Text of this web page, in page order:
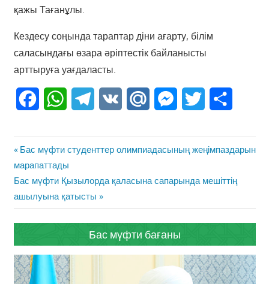
қажы Тағанұлы.
Кездесу соңында тараптар діни ағарту, білім
саласындағы өзара әріптестік байланысты
арттыруға уағдаласты.
FacebookWhatsAppTelegram
VK Mail.Ru Messenger
Twitter
Жазба
навигациясы
Previous
Post:
Бас мүфти студенттер олимпиадасының жеңімпаздарын
марапаттады
Next
Post:
Бас мүфти Қызылорда қаласына сапарында мешіттің
ашылуына қатысты
Бас мүфти бағаны